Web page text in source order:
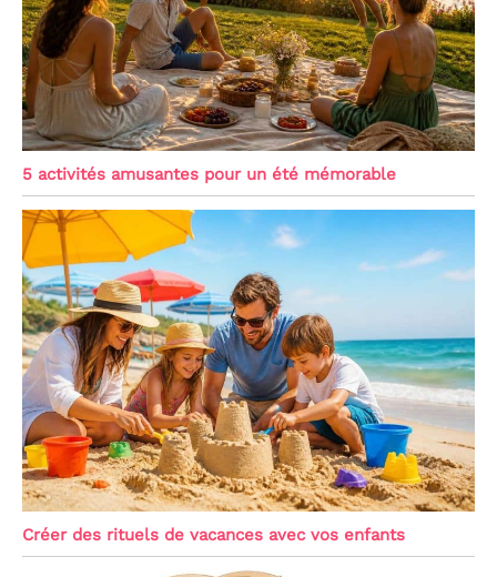
5 activités amusantes pour un été mémorable
Créer des rituels de vacances avec vos enfants